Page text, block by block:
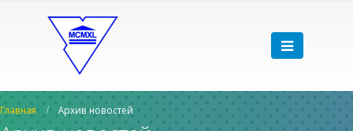
Главная Архив новостей